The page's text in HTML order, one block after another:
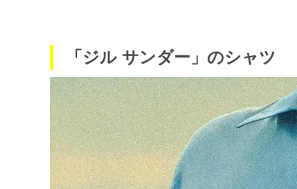
「ジル サンダー」のシャツ